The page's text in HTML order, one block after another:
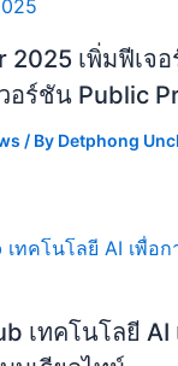
เพิ่มฟีเจ
อร์ชัน Public
/ By Detphong
เทคโนโลยี AI